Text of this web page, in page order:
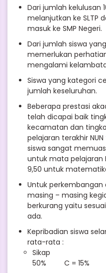
Dari jumlah kelulusan
melanjutkan ke SLTP
masuk ke SMP Negeri.
Dari jumlah siswa
memerlukan
mengalami
Siswa yang kategori
jumlah keseluruhan.
Beberapa prestasi
telah dicapai baik
kecamatan dan
pelajaran terakhir
siswa sangat
untuk mata pelajaran
9,50 untuk
Untuk perkembangan
masing – masing
berkurang yaitu
ada.
Kepribadian siswa
rata-rata :
Sikap A
50% C = 15%